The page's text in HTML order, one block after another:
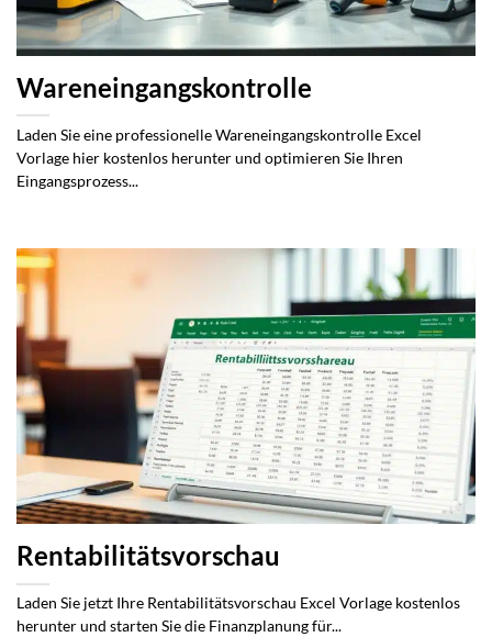
Wareneingangskontrolle
Laden Sie eine professionelle Wareneingangskontrolle Excel
Vorlage hier kostenlos herunter und optimieren Sie Ihren
Eingangsprozess...
Rentabilitätsvorschau
Laden Sie jetzt Ihre Rentabilitätsvorschau Excel Vorlage kostenlos
herunter und starten Sie die Finanzplanung für...